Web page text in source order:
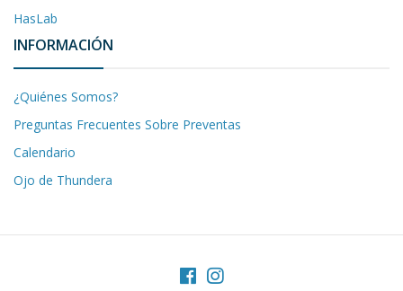
HasLab
INFORMACIÓN
¿Quiénes Somos?
Preguntas Frecuentes Sobre Preventas
Calendario
Ojo de Thundera